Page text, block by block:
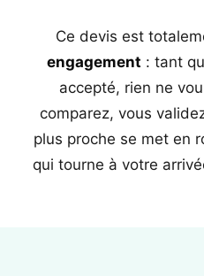
Ce devis est
engagement : tant
accepté, rien ne
comparez, vous
plus proche se met en
qui tourne à votre